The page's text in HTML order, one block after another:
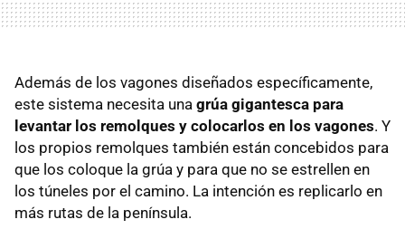
Además de los vagones diseñados específicamente,
este sistema necesita una grúa gigantesca para
levantar los remolques y colocarlos en los vagones. Y
los propios remolques también están concebidos para
que los coloque la grúa y para que no se estrellen en
los túneles por el camino. La intención es replicarlo en
más rutas de la península.